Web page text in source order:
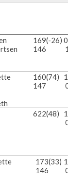
169
146
(-26)
160
147
(74)
622(48)
173
146
(33)